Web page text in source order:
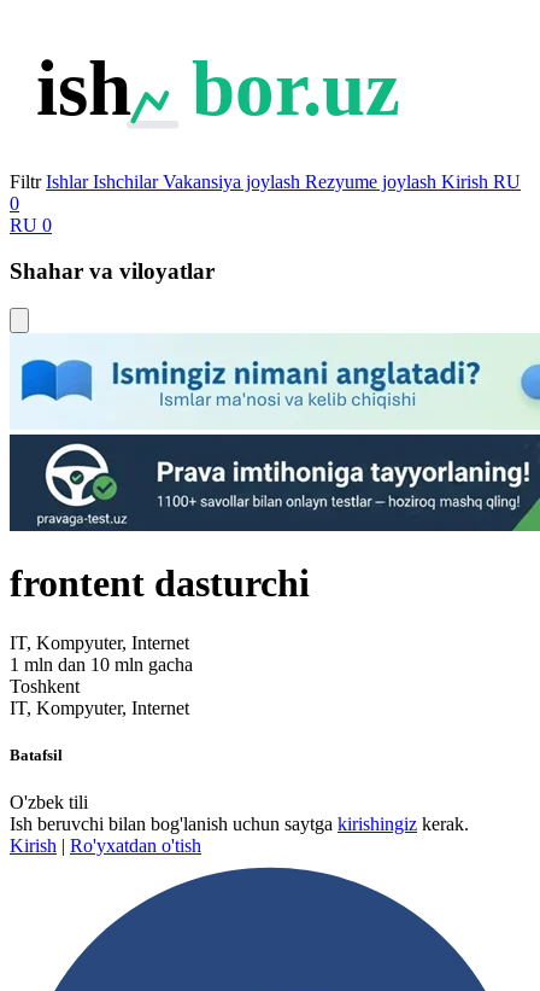
ish bor.uz
Filtr Ishlar Ishchilar Vakansiya joylash Rezyume joylash Kirish RU
0
RU 0
Shahar va viloyatlar
frontent dasturchi
IT, Kompyuter, Internet
1 mln dan 10 mln gacha
Toshkent
IT, Kompyuter, Internet
Batafsil
O'zbek tili
Ish beruvchi bilan bog'lanish uchun saytga kirishingiz kerak.
Kirish | Ro'yxatdan o'tish